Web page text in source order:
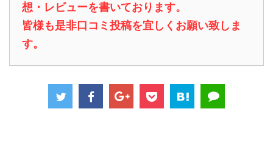
想・レビューを書いております。
皆様も是非口コミ投稿を宜しくお願い致しま
す。